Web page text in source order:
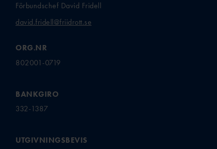
Förbundschef David Fridell
david.fridell@friidrott.se
ORG.NR
802001-0719
BANKGIRO
332-1387
UTGIVNINGSBEVIS